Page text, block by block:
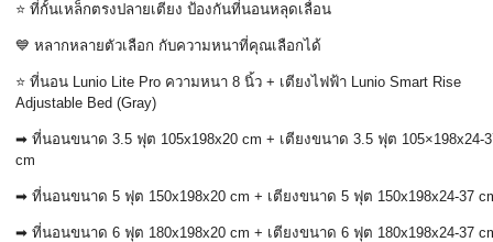
⭐ ที่กั้นเหล็กตรงปลายเตียง ป้องกันที่นอนหลุดเลื่อน
💙 หลากหลายตัวเลือก กับความหนาที่คุณเลือกได้
⭐ ที่นอน Lunio Lite Pro ความหนา 8 นิ้ว + เตียงไฟฟ้า Lunio Smart Rise
Adjustable Bed (Gray)
➡ ที่นอนขนาด 3.5 ฟุต 105x198x20 cm + เตียงขนาด 3.5 ฟุต 105×198x24-
cm
➡ ที่นอนขนาด 5 ฟุต 150x198x20 cm + เตียงขนาด 5 ฟุต 150x198x24-37
➡ ที่นอนขนาด 6 ฟุต 180x198x20 cm + เตียงขนาด 6 ฟุต 180x198x24-37